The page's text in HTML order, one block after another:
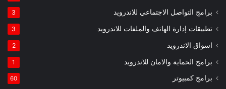
برامج التواصل الاجتماعي للاندرويد 3
تطبيقات إدارة الهاتف والملفات للاندرويد 3
اسواق الاندرويد 2
برامج الحماية والامان للاندرويد 1
برامج كمبيوتر 60